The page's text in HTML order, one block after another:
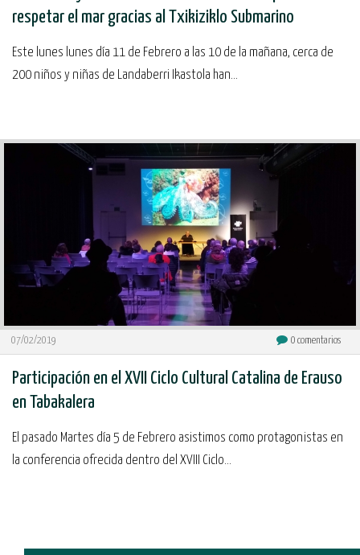
respetar el mar gracias al Txikiziklo Submarino
Este lunes lunes día 11 de Febrero a las 10 de la mañana, cerca de
200 niños y niñas de Landaberri Ikastola han...
07/02/2019 0 comentarios
Participación en el XVII Ciclo Cultural Catalina de Erauso
en Tabakalera
El pasado Martes día 5 de Febrero asistimos como protagonistas en
la conferencia ofrecida dentro del XVIII Ciclo...